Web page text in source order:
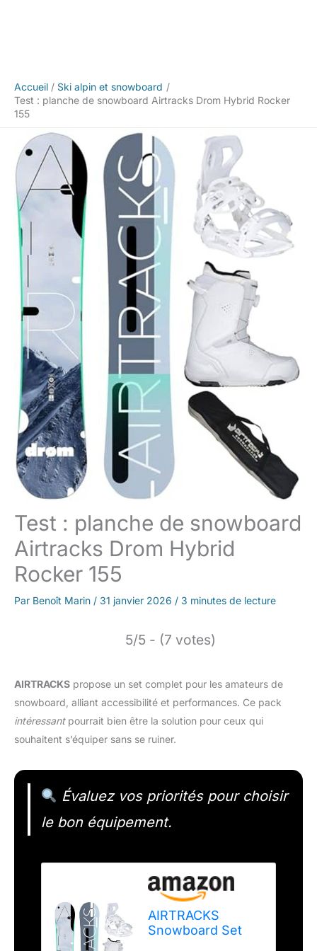
Accueil
Ski alpin et snowboard
Test : planche de snowboard Airtracks Drom Hybrid Rocker
155
Test : planche de snowboard
Airtracks Drom Hybrid
Rocker 155
Par Benoît Marin / 31 janvier 2026 / 3 minutes de lecture
5/5 - (7 votes)
AIRTRACKS propose un set complet pour les amateurs de
snowboard, alliant accessibilité et performances. Ce pack
intéressantpourrait bien être la solution pour ceux qui
souhaitent s’équiper sans se ruiner.
Évaluez vos priorités pour choisir
le bon équipement.
AIRTRACKS
Snowboard Set